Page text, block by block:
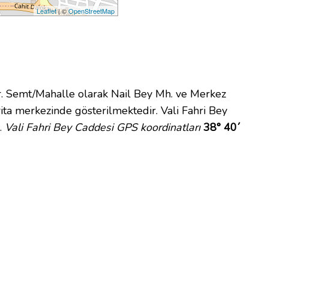
Leaflet| ©OpenStreetMap
Mahalle olarak Nail Bey Mh. ve Merkez
merkezinde gösterilmektedir. Vali Fahri Bey
Vali Fahri Bey Caddesi GPS koordinatları 38° 40´